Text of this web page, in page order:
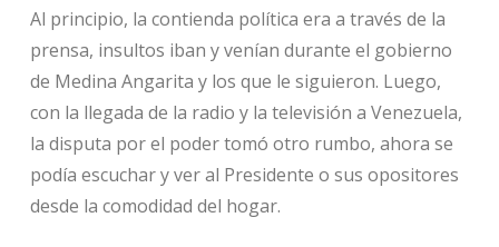
Al principio, la contienda política era a través de la
prensa, insultos iban y venían durante el gobierno
de Medina Angarita y los que le siguieron. Luego,
con la llegada de la radio y la televisión a Venezuela,
la disputa por el poder tomó otro rumbo, ahora se
podía escuchar y ver al Presidente o sus opositores
desde la comodidad del hogar.